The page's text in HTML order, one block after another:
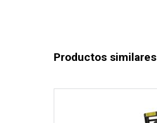
Productos similares